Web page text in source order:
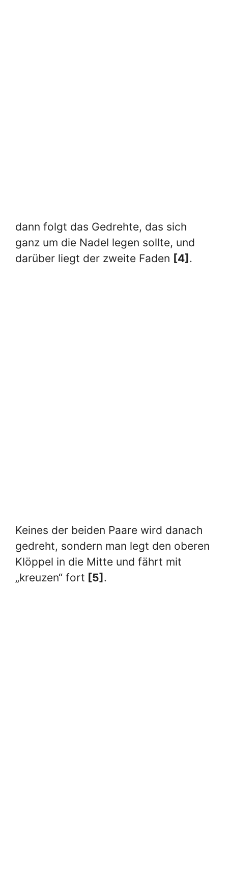
dann folgt das Gedrehte, das sich
ganz um die Nadel legen sollte, und
darüber liegt der zweite Faden [4] .
Keines der beiden Paare wird danach
gedreht, sondern man legt den oberen
Klöppel in die Mitte und fährt mit
„kreuzen“ fort [5] .